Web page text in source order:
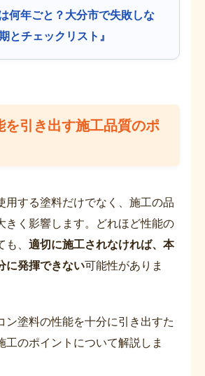
何年ごと？大分市で失敗しな
とチェックリスト』
を引き出す施工品質のポ
用する塗料だけでなく、施工の品
きく影響します。どれほど性能の
、 適切に施工されなければ、本
に発揮できない可能性がありま
ン塗料の性能を十分に引き出すた
工のポイントについて解説しま